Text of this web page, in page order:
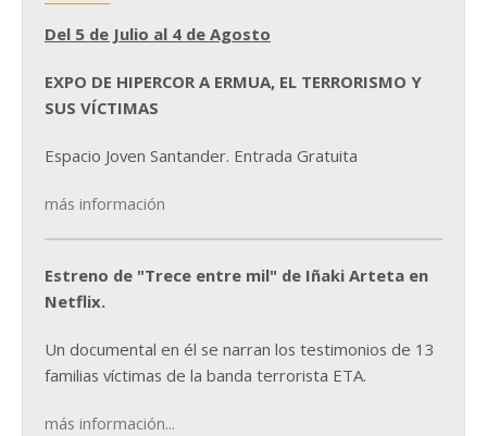
Del 5 de Julio al 4 de Agosto
EXPO DE HIPERCOR A ERMUA, EL TERRORISMO Y
SUS VÍCTIMAS
Espacio Joven Santander. Entrada Gratuita
más información
Estreno de "Trece entre mil" de Iñaki Arteta en
Netflix.
Un documental en él se narran los testimonios de 13
familias víctimas de la banda terrorista ETA.
más información...